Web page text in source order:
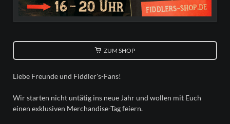
ZUM SHOP
Liebe Freunde und Fiddler's-Fans!
Wir starten nicht untätig ins neue Jahr und wollen mit Euch
einen exklusiven Merchandise-Tag feiern.